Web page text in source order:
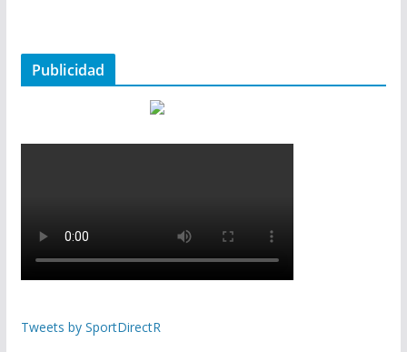
Publicidad
Tweets by SportDirectR